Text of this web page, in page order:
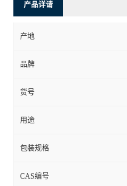
产品详请
产地
品牌
货号
用途
包装规格
CAS编号